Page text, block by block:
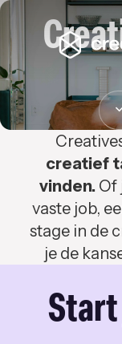
creatief
vinden. Of
vaste job,
stage in de
je de